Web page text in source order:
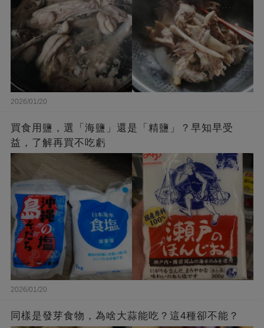
2026/01/20
買食用鹽，選「海鹽」還是「精鹽」？早知早受
益，了解再買不吃虧
2026/01/20
同樣是發芽食物，為啥大蒜能吃？這4種卻不能？